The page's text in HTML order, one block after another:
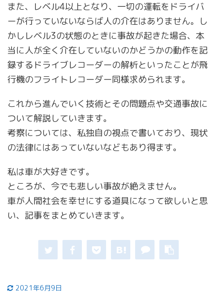
また、レベル4以上となり、一切の運転をドライバ
ーが行っていないならば人の介在はありません。し
かしレベル3の状態のときに事故が起きた場合、本
当に人が全く介在していないのかどうかの動作を記
録するドライブレコーダーの解析といったことが飛
行機のフライトレコーダー同様求められます。
これから進んでいく技術とその問題点や交通事故に
ついて解説していきます。
考察については、私独自の視点で書いており、現状
の法律にはあっていないなどもあり得ます。
私は車が大好きです。
ところが、今でも悲しい事故が絶えません。
車が人間社会を幸せにする道具になって欲しいと思
い、記事をまとめていきます。
2021年6月9日